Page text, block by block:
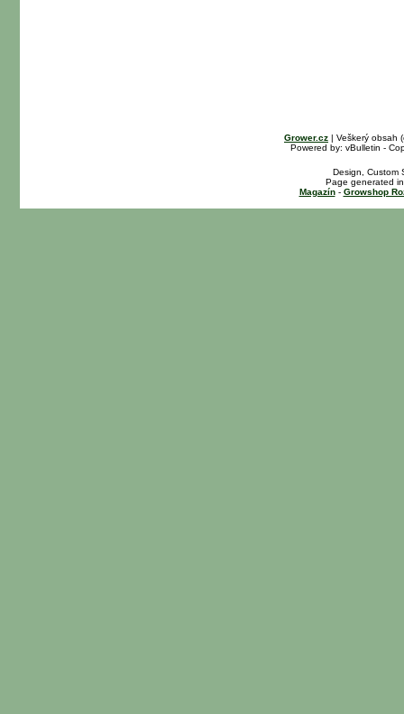
Grower.cz | Veškerý obsah
Powered by: vBulletin -
Design, Custom
Page generated
Magazín- Growshop